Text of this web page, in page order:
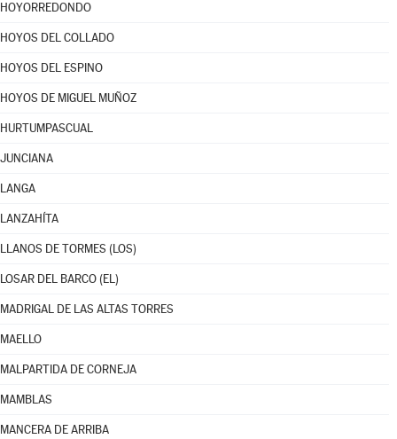
HOYORREDONDO
HOYOS DEL COLLADO
HOYOS DEL ESPINO
HOYOS DE MIGUEL MUÑOZ
HURTUMPASCUAL
JUNCIANA
LANGA
LANZAHÍTA
LLANOS DE TORMES (LOS)
LOSAR DEL BARCO (EL)
MADRIGAL DE LAS ALTAS TORRES
MAELLO
MALPARTIDA DE CORNEJA
MAMBLAS
MANCERA DE ARRIBA